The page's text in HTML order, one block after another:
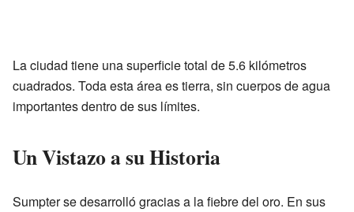
La ciudad tiene una superficie total de 5.6 kilómetros
cuadrados. Toda esta área es tierra, sin cuerpos de agua
importantes dentro de sus límites.
Un Vistazo a su Historia
Sumpter se desarrolló gracias a la fiebre del oro. En sus